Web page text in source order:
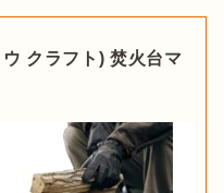
クラフト) 焚火台マ